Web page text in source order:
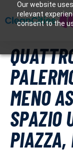
Our website
relevant
consent to the
MENO
SPAZIO
PIAZZA,